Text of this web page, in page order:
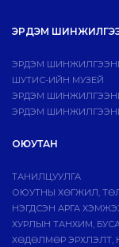
ЭРДЭМ
ЭРДЭМ
ШУТИС-ИЙН МУЗЕЙ
ЭРДЭМ ШИНЖИЛГЭЭНИЙ
ЭРДЭМ
ОЮУТАН
ТАНИЛЦУУЛГА
ОЮУТНЫ ХӨГЖИЛ,
НЭГДСЭН АРГА
ХУРЛЫН ТАНХИМ,
ХӨДӨЛМӨР ЭРХЛЭЛТ,